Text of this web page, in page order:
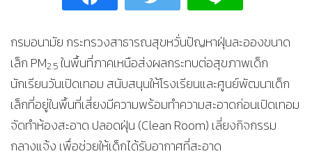
กรมอนามัย กระทรวงสาธารณสุขหวั่นปัญหาฝุ่นละอองขนาด
เล็ก PM2.5 ในพื้นที่ภาคเหนือส่งผลกระทบต่อสุขภาพเด็ก
นักเรียนวันเปิดเทอม สนับสนุนให้โรงเรียนและศูนย์พัฒนาเด็ก
เล็กที่อยู่ในพื้นที่เสี่ยงมีความพร้อมทำความสะอาดก่อนเปิดเทอม
จัดทำห้องสะอาด ปลอดฝุ่น (Clean Room) เลี่ยงกิจกรรม
กลางแจ้ง เพื่อช่วยให้เด็กได้รับอากาศที่สะอาด